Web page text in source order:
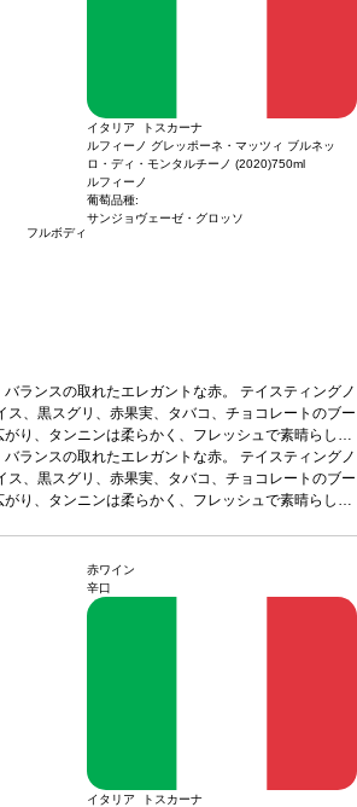
フルボディ
イタリア トスカーナ
ルフィーノ グレッポーネ・マッツィ ブルネッ
ロ・ディ・モンタルチーノ (2020)750ml
ルフィーノ
葡萄品種:
サンジョヴェーゼ・グロッソ
ランスの取れたエレガントな赤。 テイスティングノ
ス、黒スグリ、赤果実、タバコ、チョコレートのブー
り、タンニンは柔らかく、フレッシュで素晴らしく
エレガントで滑らかな一本。葡萄品種サンジョヴ
SQNPI
ランスの取れたエレガントな赤。 テイスティングノ
ス、黒スグリ、赤果実、タバコ、チョコレートのブー
り、タンニンは柔らかく、フレッシュで素晴らしく
赤ワイン
辛口
イタリア トスカーナ